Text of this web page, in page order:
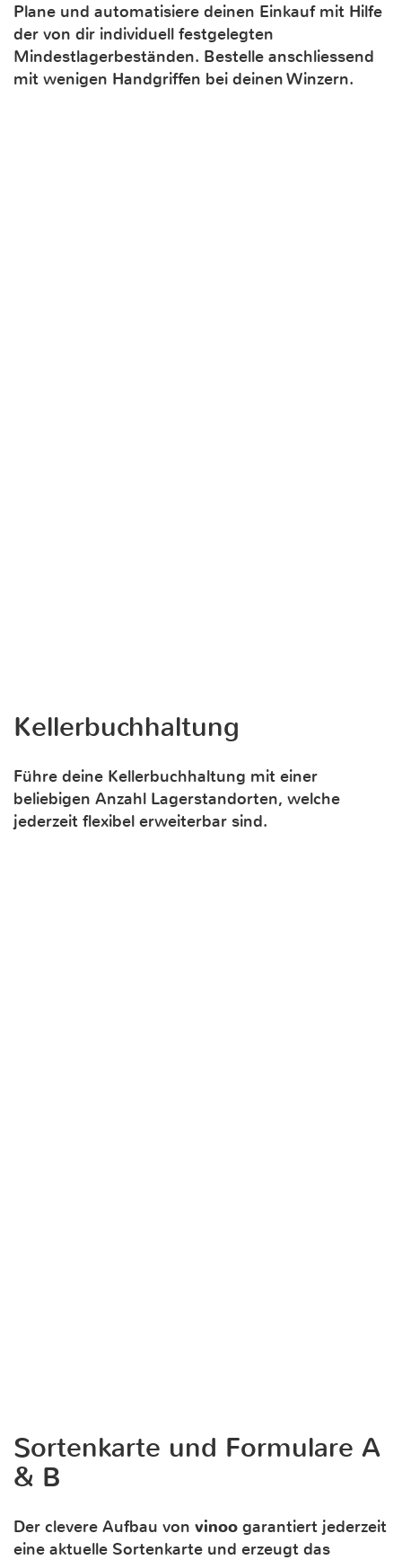
Plane und automatisiere deinen Einkauf mit Hilfe
der von dir individuell festgelegten
Mindestlagerbeständen. Bestelle anschliessend
mit wenigen Handgriffen bei deinen Winzern.
Kellerbuchhaltung
Führe deine Kellerbuchhaltung mit einer
beliebigen Anzahl Lagerstandorten, welche
jederzeit flexibel erweiterbar sind.
Sortenkarte und Formulare A
& B
Der clevere Aufbau von vinoo garantiert jederzeit
eine aktuelle Sortenkarte und erzeugt das